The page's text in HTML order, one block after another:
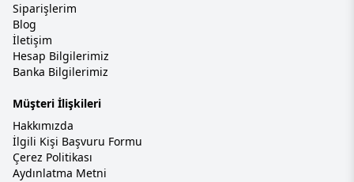
Siparişlerim
Blog
İletişim
Hesap Bilgilerimiz
Banka Bilgilerimiz
Müşteri İlişkileri
Hakkımızda
İlgili Kişi Başvuru Formu
Çerez Politikası
Aydınlatma Metni